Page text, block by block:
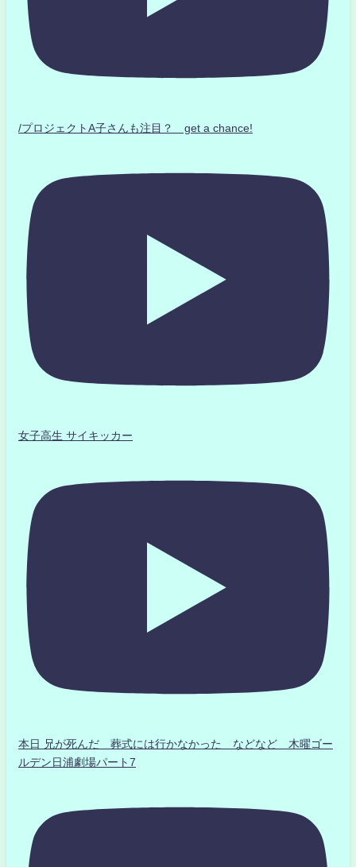
/プロジェクトA子さんも注目？ get a chance!
女子高生 サイキッカー
本日 兄が死んだ 葬式には行かなかった などなど 木曜ゴー
ルデン日浦劇場パート7